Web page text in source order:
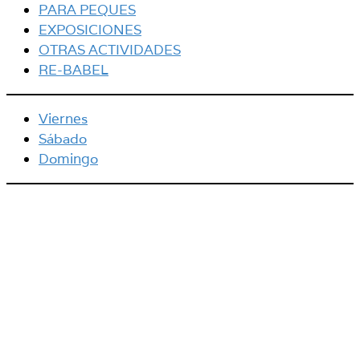
PARA PEQUES
EXPOSICIONES
OTRAS ACTIVIDADES
RE-BABEL
Viernes
Sábado
Domingo